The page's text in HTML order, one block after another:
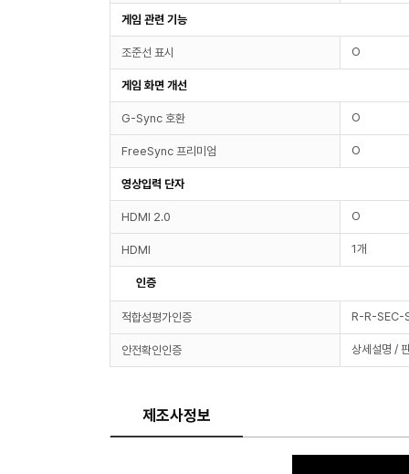
게임 관련 기능
조준선 표시 O
게임 화면 개선
G-Sync 호환 O
FreeSync 프리미엄 O
영상입력 단자
HDMI 2.0 O
HDMI 1개
인증
적합성평가인증 R-R-
안전확인인증 상세설명 /
제조사정보